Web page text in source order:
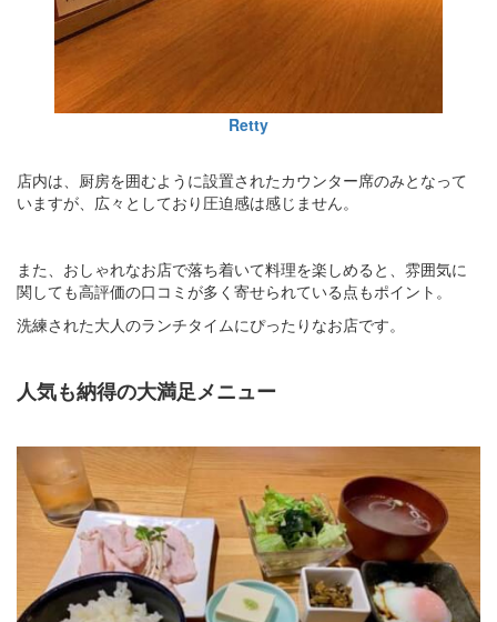
Retty
店内は、厨房を囲むように設置されたカウンター席のみとなって
いますが、広々としており圧迫感は感じません。
また、おしゃれなお店で落ち着いて料理を楽しめると、雰囲気に
関しても高評価の口コミが多く寄せられている点もポイント。
洗練された大人のランチタイムにぴったりなお店です。
人気も納得の大満足メニュー